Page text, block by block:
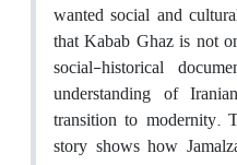
wanted social and
that Kabab Ghaz is not
social-historical
understanding of
transition to modernity.
story shows how